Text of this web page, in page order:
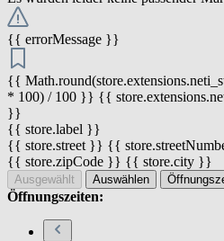
{{ errorMessage }}
{{
* 100) / 100 }} {{
}}
{{ store.label }}
{{ store.street }} {{
{{ store.zipCode }} {{ store.city }}
Ausgewählt Auswählen
Öffnungszeiten: